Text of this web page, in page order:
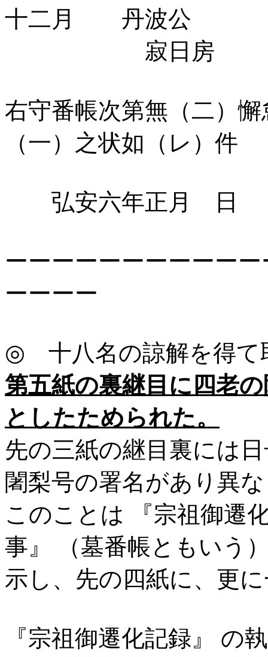
十二月 丹波公
寂日房
右守番帳次第無（二）
（一）之状如（レ）件
弘安六年正月 日
ーーーーーーーーーー
ーーーー
◎ 十八名の諒解を得て
第五紙の裏継目に四老
としたためられた。
先の三紙の継目裏には
闍梨号の署名があり異
このことは 『宗祖御遷
事』 （墓番帳ともいう
示し、先の四紙に、更
『宗祖御遷化記録』 の